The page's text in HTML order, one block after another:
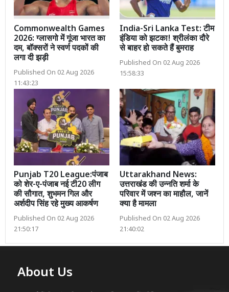
Commonwealth Games
2026: ग्लासगो में गूंजा भारत का
दम, बॉक्सरों ने स्वर्ण पदकों की
लगा दी झड़ी
Published On 02 Aug 2026
11:43:23
India-Sri Lanka Test: टीम
इंडिया को झटका! श्रीलंका दौरे
से बाहर हो सकते हैं बुमराह
Published On 02 Aug 2026
15:58:33
Punjab T20 League:पंजाब
को शेर-ए-पंजाब नई टी20 लीग
की सौगात, शुभमन गिल और
अर्शदीप सिंह रहे मुख्य आकर्षण
Published On 02 Aug 2026
21:50:17
Uttarakhand News:
उत्तराखंड की उन्नति शर्मा के
परिवार में जश्न का माहौल, जानें
क्या है मामला
Published On 02 Aug 2026
21:40:02
About Us